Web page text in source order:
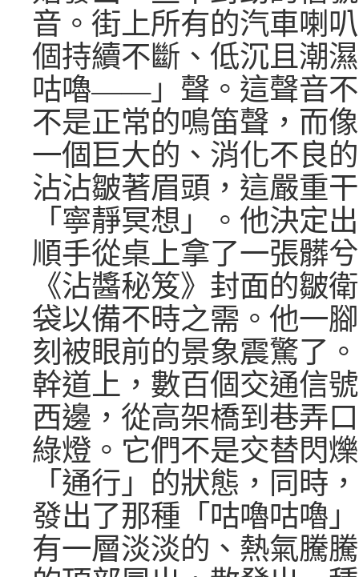
音。街上所有的汽車喇
個持續不斷、低沉且潮
咕嚕——」聲。這聲音
不是正常的鳴笛聲，而
一個巨大的、消化不良
沾沾皺著眉頭，這嚴重
「寧靜冥想」。他決定
順手從桌上拿了一張髒
《沾醬秘笈》封面的皺
袋以備不時之需。他一
刻被眼前的景象震驚了
幹道上，數百個交通信
西邊，從高架橋到巷弄
綠燈。它們不是交替閃
「通行」的狀態，同時
發出了那種「咕嚕咕嚕
有一層淡淡的、熱氣騰